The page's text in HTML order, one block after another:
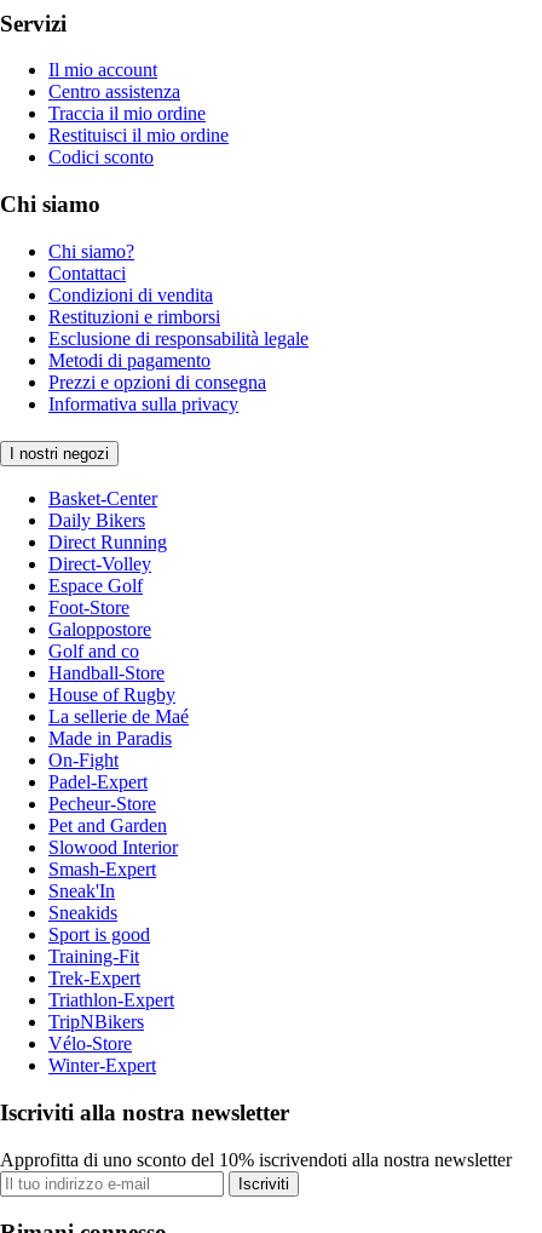
Servizi
Il mio account
Centro assistenza
Traccia il mio ordine
Restituisci il mio ordine
Codici sconto
Chi siamo
Chi siamo?
Contattaci
Condizioni di vendita
Restituzioni e rimborsi
Esclusione di responsabilità legale
Metodi di pagamento
Prezzi e opzioni di consegna
Informativa sulla privacy
I nostri negozi
Basket-Center
Daily Bikers
Direct Running
Direct-Volley
Espace Golf
Foot-Store
Galoppostore
Golf and co
Handball-Store
House of Rugby
La sellerie de Maé
Made in Paradis
On-Fight
Padel-Expert
Pecheur-Store
Pet and Garden
Slowood Interior
Smash-Expert
Sneak'In
Sneakids
Sport is good
Training-Fit
Trek-Expert
Triathlon-Expert
TripNBikers
Vélo-Store
Winter-Expert
Iscriviti alla nostra newsletter
Approfitta di uno sconto del 10% iscrivendoti alla nostra newsletter
Iscriviti